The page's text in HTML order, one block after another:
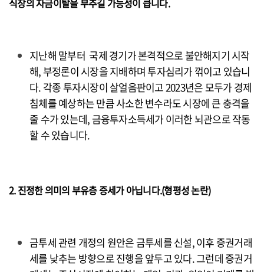
식장의 자금이탈을 부추길 가능성이 큽니다.
지난해 말부터 국제 경기가 본격적으로 불안해지기 시작
해, 부정론이 시장을 지배하며 투자심리가 꺾이고 있습니
다. 각종 투자시장이 살얼음판이고 2023년은 모두가 경제
침체를 예상하는 만큼 사소한 변수라도 시장에 큰 충격을
줄 수가 있는데, 금융투자소득세가 이러한 뇌관으로 작동
할 수 있습니다.
2. 진정한 의미의 부유층 증세가 아닙니다.(형평성 논란)
금투세 관련 개정의 원안은 금투세를 신설, 이후 증권거래
세를 낮추는 방향으로 진행을 앞두고 있다. 그런데 증권거